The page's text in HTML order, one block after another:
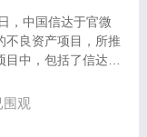
中国信达于官微
不良资产项目，所推
中，包括了信达持
南分公司对中豪
围观